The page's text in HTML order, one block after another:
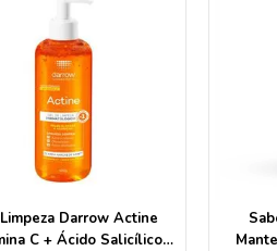
Darrow Actine
C + Ácido Salicílico